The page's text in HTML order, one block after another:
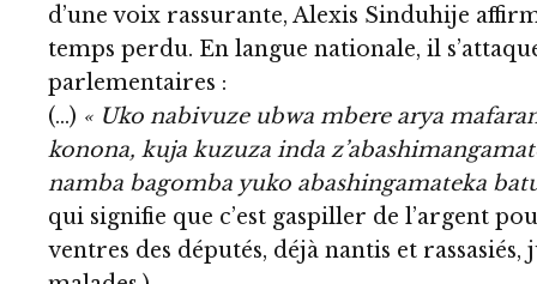
d’une voix rassurante, Alexis Sinduhije
temps perdu. En langue nationale, il
parlementaires :
(…) « Uko nabivuze ubwa mbere arya
konona, kuja kuzuza inda
namba bagomba yuko abashingamateka
qui signifie que c’est gaspiller de l’argent
ventres des députés, déjà nantis et rassasiés,